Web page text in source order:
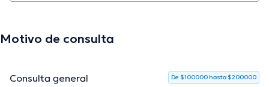
Motivo de consulta
Consulta general De $100000 hasta $200000